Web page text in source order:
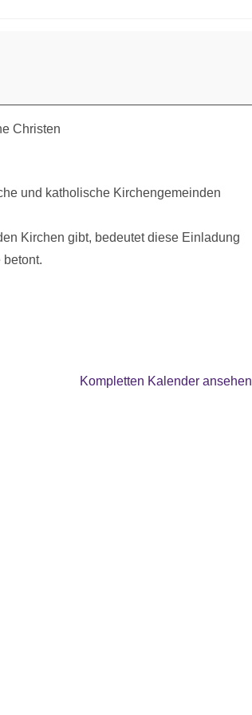
Christen
und katholische Kirchengemeinden
Kirchen gibt, bedeutet diese Einladung
Kompletten Kalender ansehen